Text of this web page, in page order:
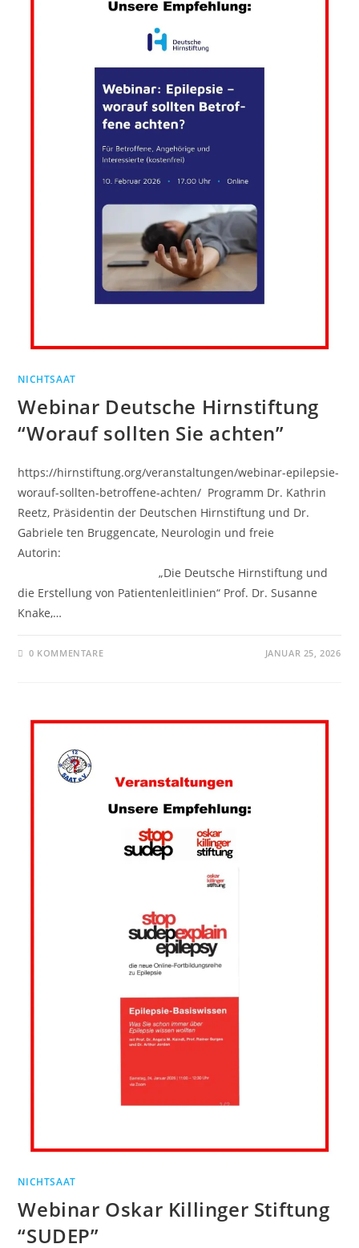
NICHTSAAT
Webinar Deutsche Hirnstiftung
“Worauf sollten Sie achten”
https://hirnstiftung.org/veranstaltungen/webinar-epilepsie-
worauf-sollten-betroffene-achten/ Programm Dr. Kathrin
Reetz, Präsidentin der Deutschen Hirnstiftung und Dr.
Gabriele ten Bruggencate, Neurologin und freie
Autorin:
„Die Deutsche Hirnstiftung und
die Erstellung von Patientenleitlinien“ Prof. Dr. Susanne
Knake,…
0 KOMMENTARE JANUAR 25, 2026
NICHTSAAT
Webinar Oskar Killinger Stiftung
“SUDEP”